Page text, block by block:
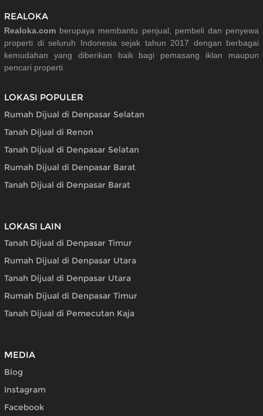
REALOKA
Realoka.com berupaya membantu penjual, pembeli dan penyewa
properti di seluruh Indonesia sejak tahun 2017 dengan berbagai
kemudahan yang diberikan baik bagi pemasang iklan maupun
pencari properti.
LOKASI POPULER
Rumah Dijual di Denpasar Selatan
Tanah Dijual di Renon
Tanah Dijual di Denpasar Selatan
Rumah Dijual di Denpasar Barat
Tanah Dijual di Denpasar Barat
LOKASI LAIN
Tanah Dijual di Denpasar Timur
Rumah Dijual di Denpasar Utara
Tanah Dijual di Denpasar Utara
Rumah Dijual di Denpasar Timur
Tanah Dijual di Pemecutan Kaja
MEDIA
Blog
Instagram
Facebook